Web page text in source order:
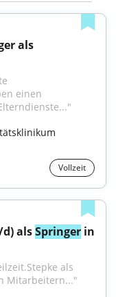
als
Vollzeit
als Springer in
als
Mitarbeitern..."